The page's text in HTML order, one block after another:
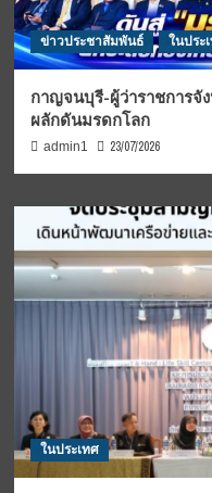
ข่าวประชาสัมพันธ์ ในประ
กาญจนบุรี-ผู้ว่าราชการจั
ผลักดันมรดกโลก
admin1 23/07/2026
ในประเทศ